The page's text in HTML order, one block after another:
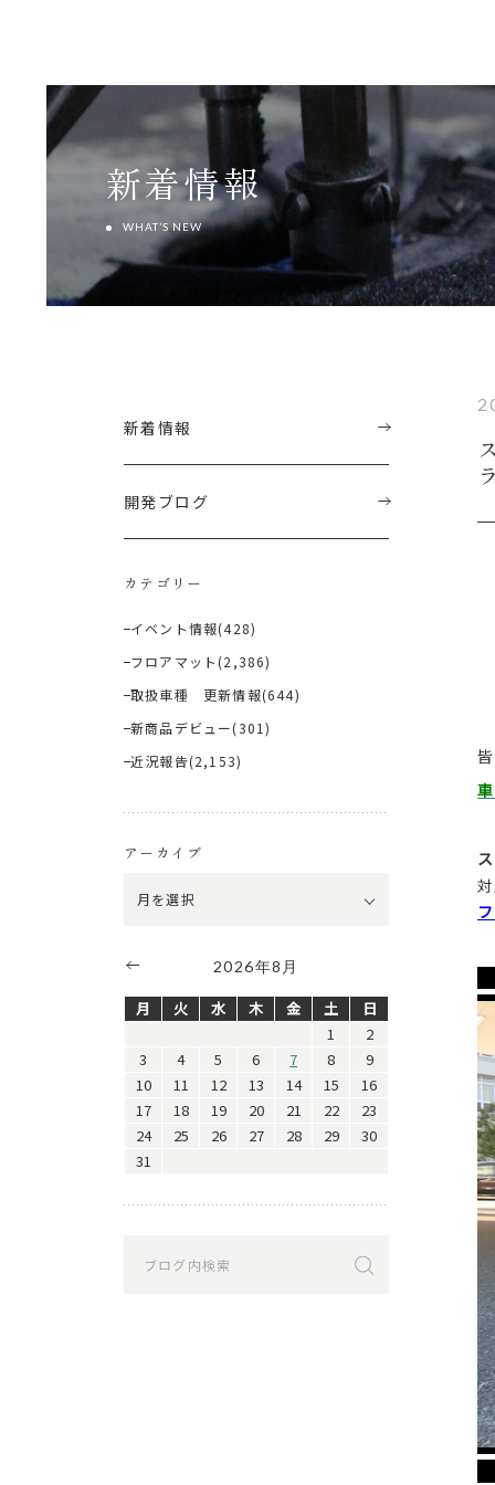
新着情報
WHAT’S NEW
新着情報
開発ブログ
カテゴリー
イベント情報(428)
フロアマット (2,386)
取扱車種 更新情報(644)
新商品デビュー(301)
近況報告(2,153)
アーカイブ
2026年8月
月 火 水 木 金 土
日
1
2
3
4 5 6 7 8
9
10
11 12 13 14 15
16
17
18 19 20 21 22
23
24
25 26 27 28 29
30
31